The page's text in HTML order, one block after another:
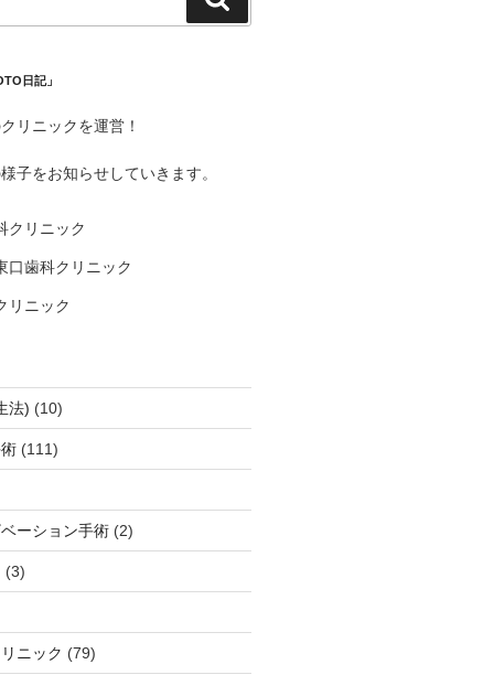
索
日記」
リニックを運営！
子をお知らせしていきます。
クリニック
口歯科クリニック
リニック
法) (10)
(111)
ーション手術(2)
(3)
ニック (79)